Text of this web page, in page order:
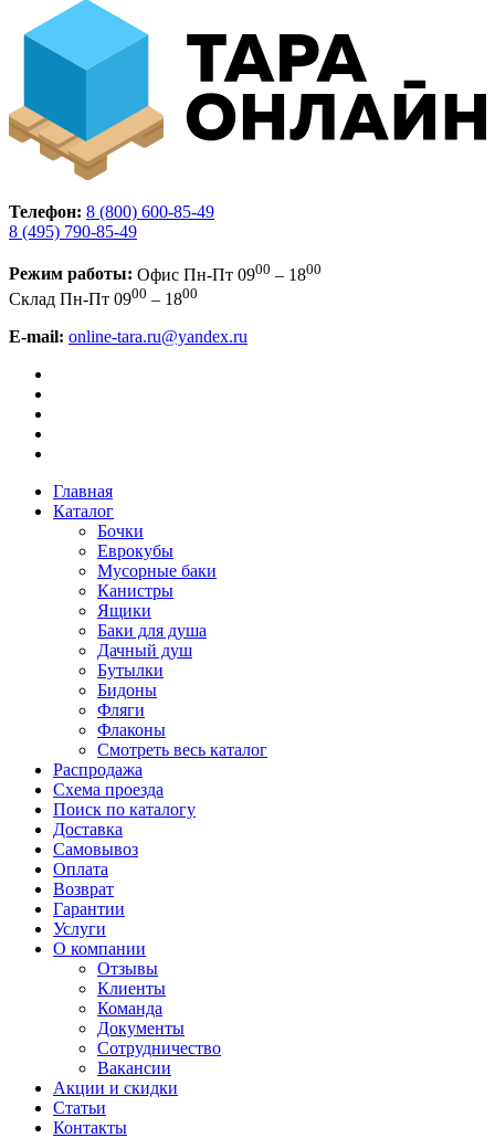
Телефон: 8 (800) 600-85-49
8 (495) 790-85-49
Режим работы: Офис Пн-Пт 0900 – 1800
Склад Пн-Пт 0900 – 1800
E-mail: online-tara.ru@yandex.ru
Главная
Каталог
Бочки
Еврокубы
Мусорные баки
Канистры
Ящики
Баки для душа
Дачный душ
Бутылки
Бидоны
Фляги
Флаконы
Смотреть весь каталог
Распродажа
Схема проезда
Поиск по каталогу
Доставка
Самовывоз
Оплата
Возврат
Гарантии
Услуги
О компании
Отзывы
Клиенты
Команда
Документы
Сотрудничество
Вакансии
Акции и скидки
Статьи
Контакты